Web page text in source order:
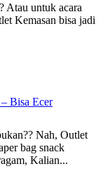
Atau untuk acara
Kemasan bisa jadi
Bisa Ecer
Nah, Outlet
bag snack
Kalian...